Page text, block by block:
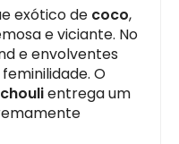
exótico de coco,
e viciante. No
e envolventes
O
entrega um